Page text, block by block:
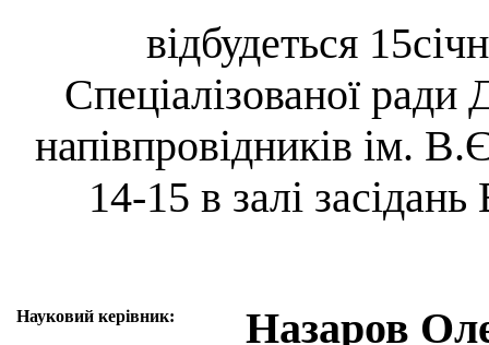
відбудеться
Спеціалізованої ради
напівпровідників ім.
14-15 в залі
Науковий керівник:
Назаров